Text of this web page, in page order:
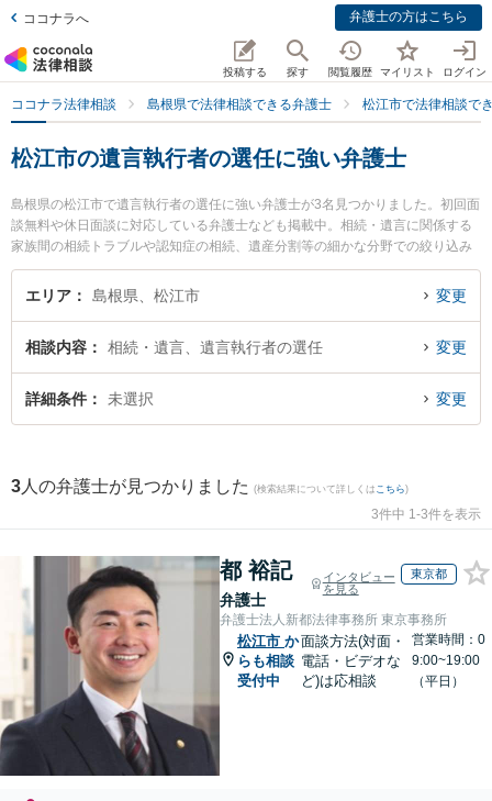
ココナラへ 弁護士の方はこちら
投稿する 探す 閲覧履歴 マイリスト ログイン
ココナラ法律相談 島根県で法律相談できる弁護士 松江市で法律相談で
松江市の遺言執行者の選任に強い弁護士
島根県の松江市で遺言執行者の選任に強い弁護士が3名見つかりました。初回面
談無料や休日面談に対応している弁護士なども掲載中。相続・遺言に関係する
家族間の相続トラブルや認知症の相続、遺産分割等の細かな分野での絞り込み
検索もでき便利です。特に長坂法律事務所の長坂 正弁護士やなかがわ法律事務
所の中川 修一弁護士、松江桜法律事務所の永野 茜弁護士のプロフィール情報や
選任のトラブル解決の実績豊富な近くの弁護士を検索したい』『初回相談無料
で遺言執行者の選任を法律相談できる松江市内の弁護士に相談予約したい』な
どでお困りの相談者さんにおすすめです。
エリア 島根県、松江市 変更
相談内容 相続・遺言、遺言執行者の選任 変更
詳細条件 未選択 変更
3 人の弁護士が見つかりました (検索結果について詳しくは こちら)
3件中 1-3件を表示
都 裕記
弁護士
インタビュー
を見る
東京都
弁護士法人新都法律事務所 東京事務所
松江市 か
らも相談
受付中
面談方法(対面・
電話・ビデオな
ど)は応相談
営業時間：0
9:00~19:00
（平日）